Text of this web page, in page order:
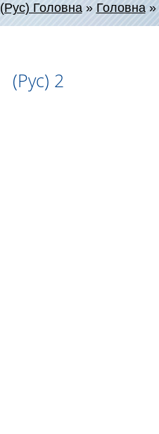
(Рус) Головна» Головна»
(Рус) 2